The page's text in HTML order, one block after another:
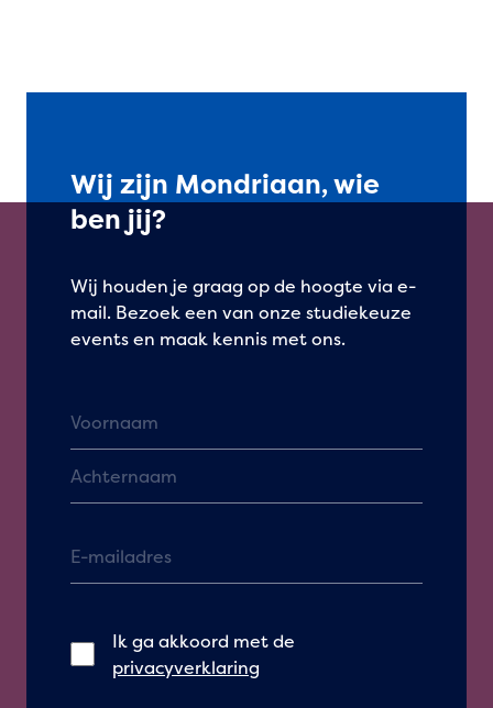
Wij zijn Mondriaan, wie
ben jij?
Wij houden je graag op de hoogte via e-
mail. Bezoek een van onze studiekeuze
events en maak kennis met ons.
Ik ga akkoord met de
privacyverklaring